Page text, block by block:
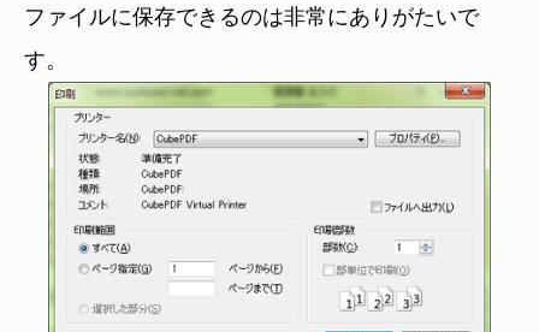
ファイルに保存できるのは非常にありがたいで
す。